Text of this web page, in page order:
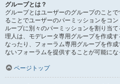
グループとは？
グループとはユーザーのグループのこと
ることでユーザーのパーミッションをコ
ループに別々のパーミッションを割り当
理人は、モデレータ専用グループを作成
なったり、フォーラム専用グループを作
ないフォーラムを提供することが可能にな
ページトップ